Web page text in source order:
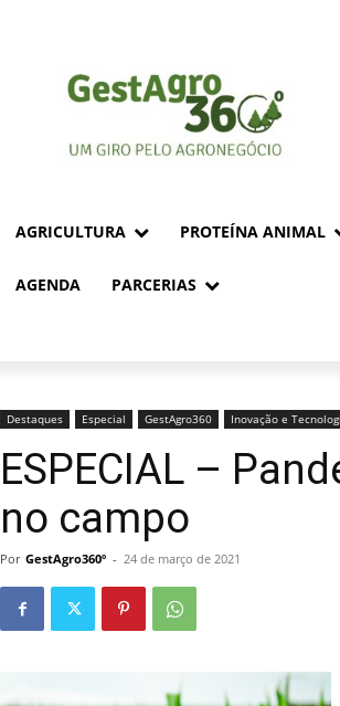
AGRICULTURA PROTEÍNA ANIMAL
AGENDA PARCERIAS
Destaques Especial GestAgro360 Inovação e
ESPECIAL –
no campo
Por GestAgro360º - 24 de março de 2021